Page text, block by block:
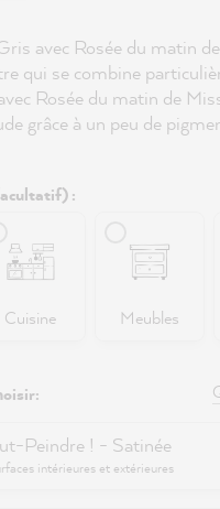
avec Rosée du matin
qui se combine
Rosée du matin de
grâce à un peu de
:
Cuisine Meubles
Peindre ! - Satinée
intérieures et extérieures